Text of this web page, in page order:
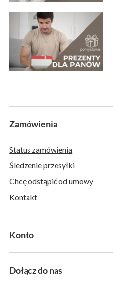
Zamówienia
Status zamówienia
Śledzenie przesyłki
Chcę odstąpić od umowy
Kontakt
Konto
Dołącz do nas